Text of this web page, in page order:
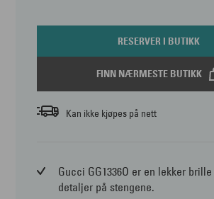
RESERVER I BUTIKK
FINN NÆRMESTE BUTIKK
Kan ikke kjøpes på nett
Gucci GG1336O er en lekker
detaljer på stengene.